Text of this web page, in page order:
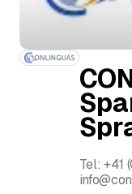
Tel: +41